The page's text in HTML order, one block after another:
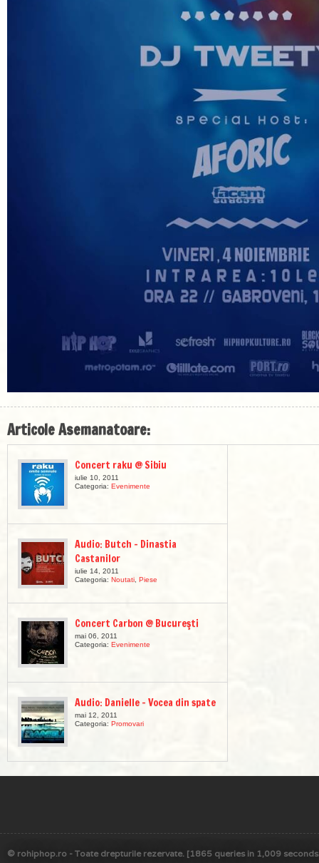
Articole Asemanatoare:
Concert raku @ Sibiu
iulie 10, 2011
Categoria: Evenimente
Audio: Butch – Dinastia
Castanilor
iulie 14, 2011
Categoria: Noutati Piese
Concert Carbon @ Bucureşti
mai 06, 2011
Categoria: Evenimente
Audio: Danielle – Vocea din spate
mai 12, 2011
Categoria: Promovari
© rohiphop.ro - Toate drepturile rezervate. [1865 queries in 1,009